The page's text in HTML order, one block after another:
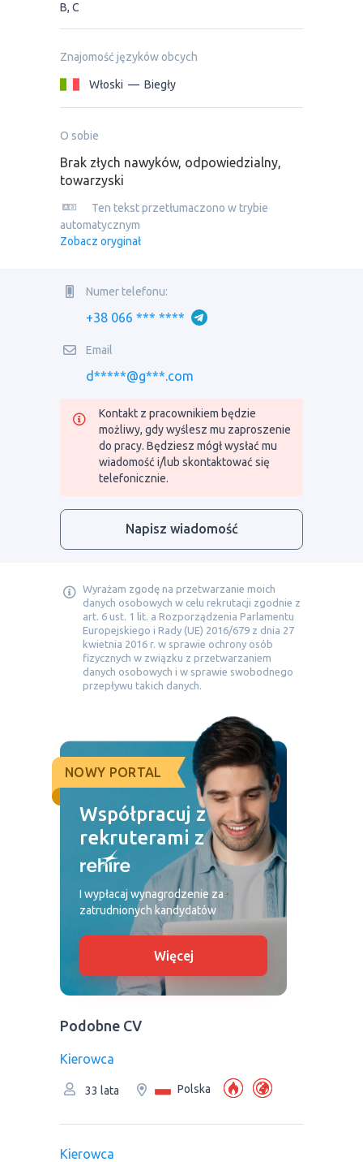
B, C
Znajomość języków obcych
Włoski — Biegły
O sobie
Brak złych nawyków, odpowiedzialny,
towarzyski
Ten tekst przetłumaczono w trybie
automatycznym
Zobacz oryginał
Numer telefonu:
+38 066 *** ****
Email
d*****@g***.com
Kontakt z pracownikiem będzie
możliwy, gdy wyślesz mu zaproszenie
do pracy. Będziesz mógł wysłać mu
wiadomość i/lub skontaktować się
telefonicznie.
Napisz wiadomość
Wyrażam zgodę na przetwarzanie moich
danych osobowych w celu rekrutacji zgodnie z
art. 6 ust. 1 lit. a Rozporządzenia Parlamentu
Europejskiego i Rady (UE) 2016/679 z dnia 27
kwietnia 2016 r. w sprawie ochrony osób
fizycznych w związku z przetwarzaniem
danych osobowych i w sprawie swobodnego
przepływu takich danych.
NOWY PORTAL
Współpracuj z
rekruterami z
I wypłacaj wynagrodzenie za
zatrudnionych kandydatów
Więcej
Podobne CV
Kierowca
33 lata Polska
Kierowca